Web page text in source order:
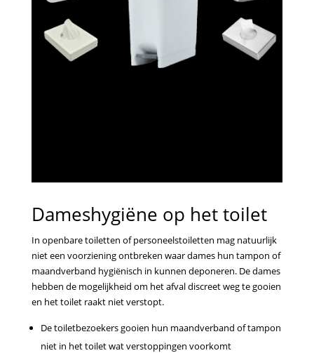
Dameshygiëne op het toilet
In openbare toiletten of personeelstoiletten mag natuurlijk
niet een voorziening ontbreken waar dames hun tampon of
maandverband hygiënisch in kunnen deponeren. De dames
hebben de mogelijkheid om het afval discreet weg te gooien
en het toilet raakt niet verstopt.
De toiletbezoekers gooien hun maandverband of tampon
niet in het toilet wat verstoppingen voorkomt